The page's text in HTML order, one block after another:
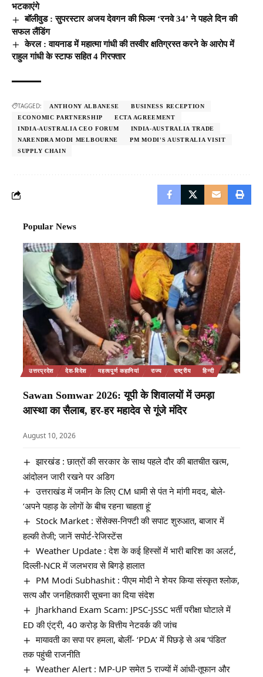
भटकाएंगे
बॉलीवुड : सुपरस्टार अजय देवगन की फिल्म ‘रनवे 34’ ने पहले दिन की
सफल लैंडिंग
केरल : वायनाड में महात्मा गांधी की तस्वीर क्षतिग्रस्त करने के आरोप में
राहुल गांधी के स्टाफ सहित 4 गिरफ्तार
TAGGED: ANTHONY ALBANESE
BUSINESS RECEPTION
ECONOMIC PARTNERSHIP
ECTA AGREEMENT
INDIA-AUSTRALIA CEO FORUM
INDIA-AUSTRALIA TRADE
NARENDRA MODI MELBOURNE
PM MODI'S AUSTRALIA VISIT
SUPPLY CHAIN
Popular News
उत्तरप्रदेश देश-विदेश महत्वपूर्ण कहानियां राज्य राष्ट्रीय हिन्दी
Sawan Somwar 2026: यूपी के शिवालयों में उमड़ा
आस्था का सैलाब, हर-हर महादेव से गूंजे मंदिर
August 10, 2026
झारखंड : छात्रों की सरकार के साथ पहले दौर की बातचीत खत्म,
आंदोलन जारी रखने पर अडिग
उत्तराखंड में जमीन के लिए CM धामी से पंत ने मांगी मदद, बोले-
‘अपने पहाड़ के लोगों के बीच रहना चाहता हूं’
Stock Market : सेंसेक्स-निफ्टी की सपाट शुरुआत, बाजार में
हल्की तेजी; जानें सपोर्ट-रेजिस्टेंस
Weather Update : देश के कई हिस्सों में भारी बारिश का अलर्ट,
दिल्ली-NCR में जलभराव से बिगड़े हालात
PM Modi Subhashit : पीएम मोदी ने शेयर किया संस्कृत श्लोक,
सत्य और जनहितकारी सूचना का दिया संदेश
Jharkhand Exam Scam: JPSC-JSSC भर्ती परीक्षा घोटाले में
ED की एंट्री, 40 करोड़ के वित्तीय नेटवर्क की जांच
मायावती का सपा पर हमला, बोलीं- ‘PDA’ में पिछड़े से अब ‘पंडित’
तक पहुंची राजनीति
Weather Alert : MP-UP समेत 5 राज्यों में आंधी-तूफान और